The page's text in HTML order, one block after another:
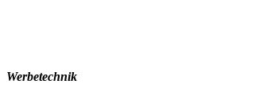
Werbetechnik